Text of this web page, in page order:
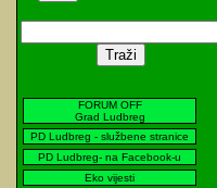
FORUM OFF
Grad Ludbreg
PD Ludbreg - službene stranice
PD Ludbreg- na Facebook-u
Eko vijesti